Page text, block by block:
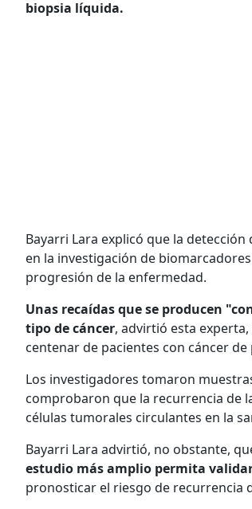
biopsia líquida.
Bayarri Lara explicó que la
en la investigación de
progresión de la enfermedad.
Unas recaídas que se producen
tipo de cáncer, advirtió esta
centenar de pacientes con cáncer
Los investigadores tomaron
comprobaron que la recurrencia de
células tumorales circulantes en la
Bayarri Lara advirtió, no obstante,
estudio más amplio permita
pronosticar el riesgo de recurrencia